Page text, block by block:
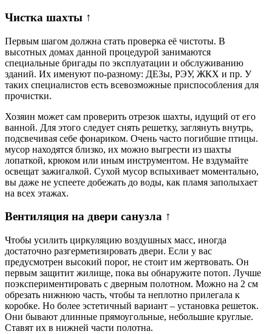
Чистка шахты ↑
Первым шагом должна стать проверка её чистоты. В
высотных домах данной процедурой занимаются
специальные бригады по эксплуатации и обслуживанию
зданий. Их именуют по-разному: ДЕЗы, РЭУ, ЖКХ и пр. У
таких специалистов есть всевозможные приспособления для
прочистки.
Хозяин может сам проверить отрезок шахты, идущий от его
ванной. Для этого следует снять решетку, заглянуть внутрь,
подсвечивая себе фонариком. Очень часто погибшие птицы.
мусор находятся близко, их можно выгрести из шахты
лопаткой, крюком или иным инструментом. Не вздумайте
освещат зажигалкой. Сухой мусор вспыхивает моментально,
вы даже не успеете добежать до воды, как пламя заполыхает
на всех этажах.
Вентиляция на двери санузла ↑
Чтобы усилить циркуляцию воздушных масс, иногда
достаточно разгерметизировать двери. Если у вас
предусмотрен высокий порог, не стоит им жертвовать. Он
первым защитит жилище, пока вы обнаружите потоп. Лучше
поэкспериментировать с дверным полотном. Можно на 2 см
обрезать нижнюю часть, чтобы та неплотно прилегала к
коробке. Но более эстетичный вариант – установка решеток.
Они бывают длинные прямоугольные, небольшие круглые.
Ставят их в нижней части полотна.